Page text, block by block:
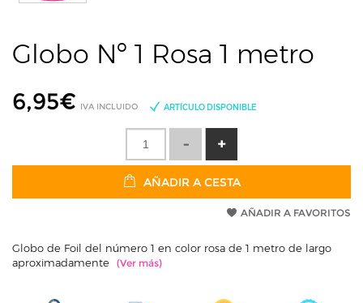
Globo Nº 1 Rosa 1 metro
6,95€ IVA INCLUIDO ARTÍCULO DISPONIBLE
AÑADIR A CESTA
AÑADIR A FAVORITOS
Globo de Foil del número 1 en color rosa de 1 metro de largo
aproximadamente